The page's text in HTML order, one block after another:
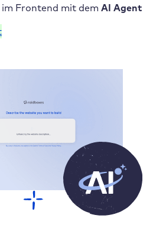
Frontend mit dem AI Agent